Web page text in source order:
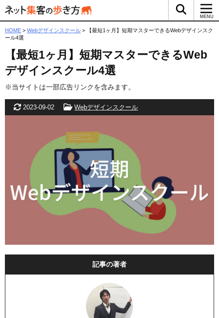
メ
MENU
検索ボ
HOME > Webデザインスクール >
【最短1ヶ月】短期マスターできるWebデザインスク
ール4選
【最短1ヶ月】短期マスターできるWeb
デザインスクール4選
※当サイトは一部広告リンクを含みます。
更新日
2023-09-02 カテゴリー
Webデザインスクール
記事の著者